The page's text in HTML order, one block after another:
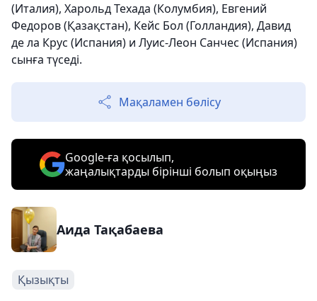
(Италия), Харольд Техада (Колумбия), Евгений
Федоров (Қазақстан), Кейс Бол (Голландия), Давид
де ла Крус (Испания) и Луис-Леон Санчес (Испания)
сынға түседі.
Мақаламен бөлісу
Google-ға қосылып,
жаңалықтарды бірінші болып оқыңыз
Аида Тақабаева
Қызықты